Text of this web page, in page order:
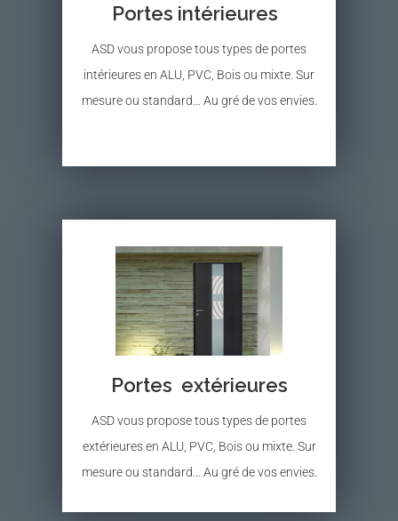
Portes intérieures
ASD vous propose tous types de portes
intérieures en ALU, PVC, Bois ou mixte. Sur
mesure ou standard… Au gré de vos envies.
Portes extérieures
ASD vous propose tous types de portes
extérieures en ALU, PVC, Bois ou mixte. Sur
mesure ou standard… Au gré de vos envies.